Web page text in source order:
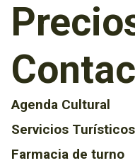
Agenda Cultural
Servicios Turísticos
Farmacia de turno